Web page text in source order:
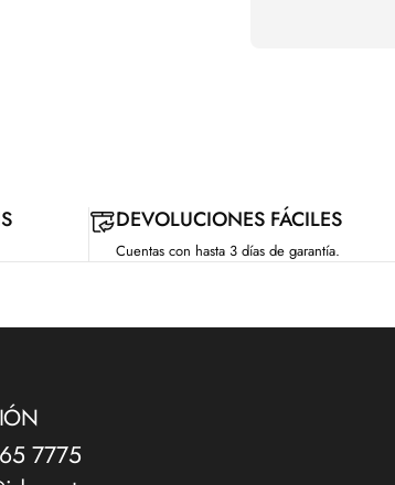
DEVOLUCIONES FÁCILES
Cuentas con hasta 3 días de garantía.
7775